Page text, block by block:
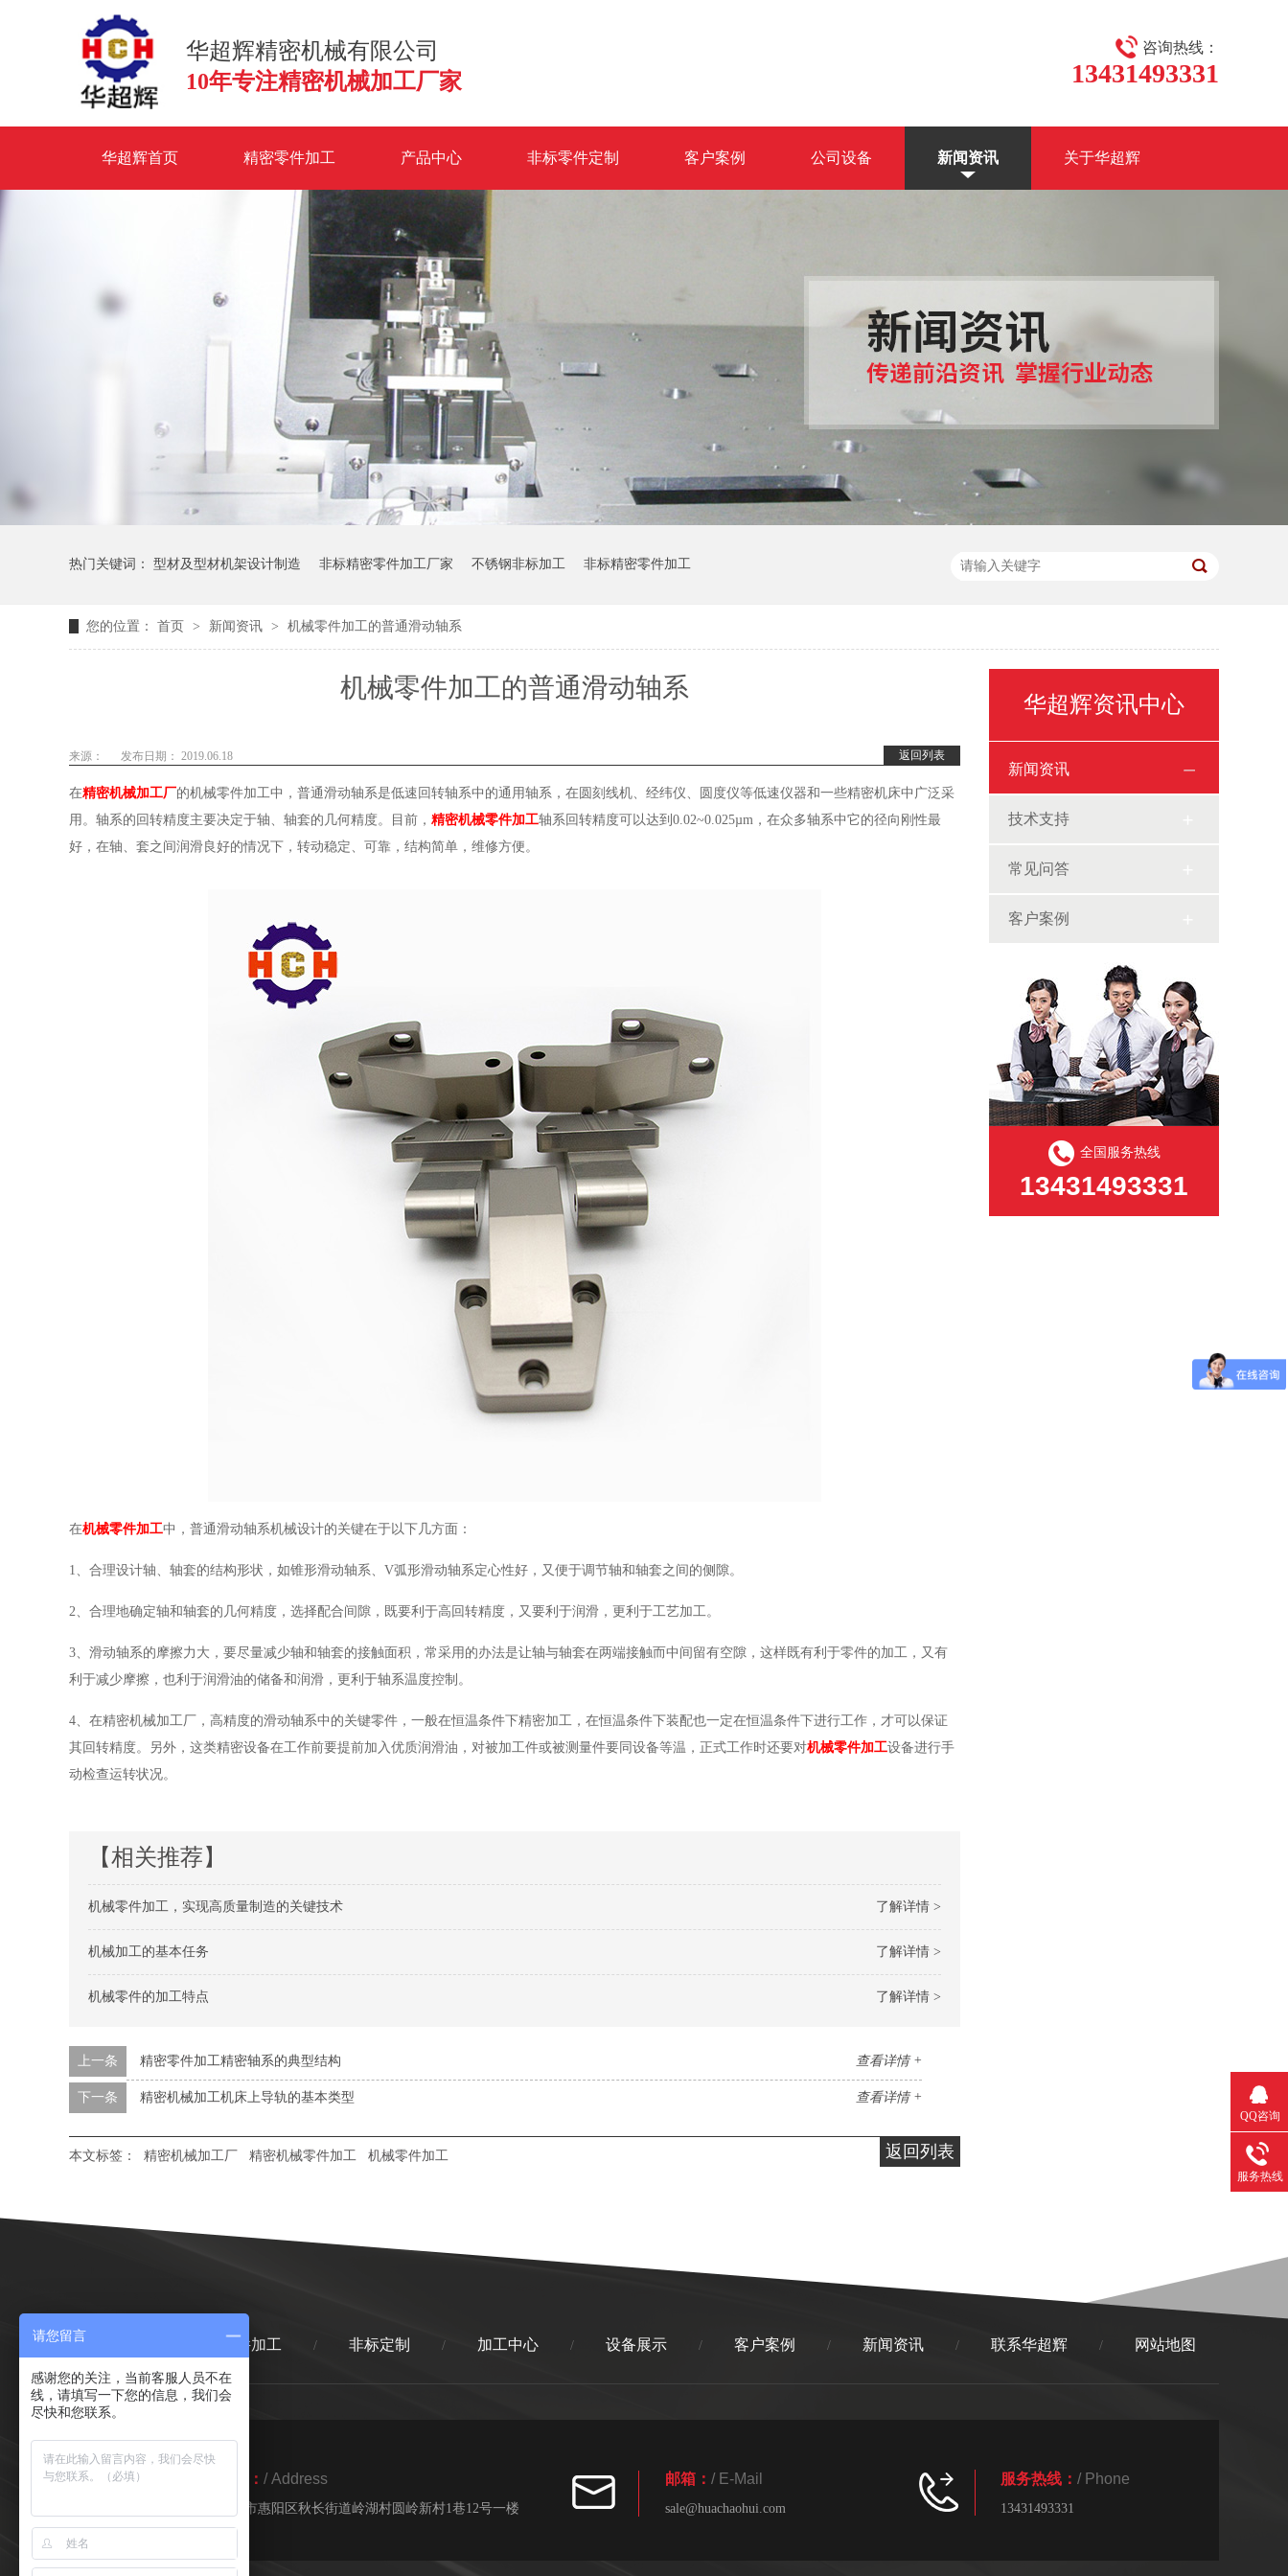
咨询热线：
13431493331
华超辉精密机械有限公司
10年专注精密机械加工厂家
华超辉首页 精密零件加工 产品中心 非标零件定制 客户案例 公司设备 新闻资讯 关于华超辉
热门关键词： 型材及型材机架设计制造 非标精密零件加工厂家 不锈钢非标加工 非标精密零件加工
您的位置： 首页 > 新闻资讯 > 机械零件加工的普通滑动轴系
机械零件加工的普通滑动轴系
返回列表
来源： 发布日期： 2019.06.18
在精密机械加工厂的机械零件加工中，普通滑动轴系是低速回转轴系中的通用轴系，在圆刻线机、经纬仪、圆度仪等低速仪器和一些精密机床中广泛采
用。轴系的回转精度主要决定于轴、轴套的几何精度。目前， 精密机械零件加工轴系回转精度可以达到0.02~0.025µm，在众多轴系中它的径向刚性最
好，在轴、套之间润滑良好的情况下，转动稳定、可靠，结构简单，维修方便。
在机械零件加工中，普通滑动轴系机械设计的关键在于以下几方面：
1、合理设计轴、轴套的结构形状，如锥形滑动轴系、V弧形滑动轴系定心性好，又便于调节轴和轴套之间的侧隙。
2、合理地确定轴和轴套的几何精度，选择配合间隙，既要利于高回转精度，又要利于润滑，更利于工艺加工。
3、滑动轴系的摩擦力大，要尽量减少轴和轴套的接触面积，常采用的办法是让轴与轴套在两端接触而中间留有空隙，这样既有利于零件的加工，又有
利于减少摩擦，也利于润滑油的储备和润滑，更利于轴系温度控制。
4、在精密机械加工厂，高精度的滑动轴系中的关键零件，一般在恒温条件下精密加工，在恒温条件下装配也一定在恒温条件下进行工作，才可以保证
其回转精度。另外，这类精密设备在工作前要提前加入优质润滑油，对被加工件或被测量件要同设备等温，正式工作时还要对机械零件加工设备进行手
动检查运转状况。
【相关推荐】
了解详情 >
机械零件加工，实现高质量制造的关键技术
了解详情 >
机械加工的基本任务
了解详情 >
机械零件的加工特点
查看详情 +
上一条 精密零件加工精密轴系的典型结构
查看详情 +
下一条 精密机械加工机床上导轨的基本类型
返回列表
本文标签： 精密机械加工厂 精密机械零件加工 机械零件加工
华超辉资讯中心
新闻资讯
技术支持
常见问答
客户案例
全国服务热线
13431493331
精密零件加工 / 非标定制 / 加工中心 / 设备展示 / 客户案例 / 新闻资讯 / 联系华超辉 / 网站地图
地址： / Address
惠州市惠阳区秋长街道岭湖村圆岭新村1巷12号一楼
邮箱： / E-Mail
sale@huachaohui.com
服务热线： / Phone
13431493331
QQ咨询
服务热线
请您留言
感谢您的关注，当前客服人员不在
线，请填写一下您的信息，我们会
尽快和您联系。